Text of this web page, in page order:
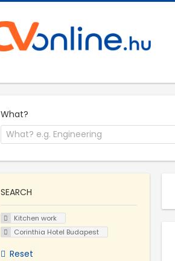
What?
SEARCH
Kitchen work
Corinthia Hotel Budapest
Reset